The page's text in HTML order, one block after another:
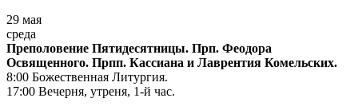
29 мая
среда
Преполовение Пятидесятницы. Прп. Феодора
Освященного. Прпп. Кассиана и Лаврентия Комельских.
8:00 Божественная Литургия.
17:00 Вечерня, утреня, 1-й час.